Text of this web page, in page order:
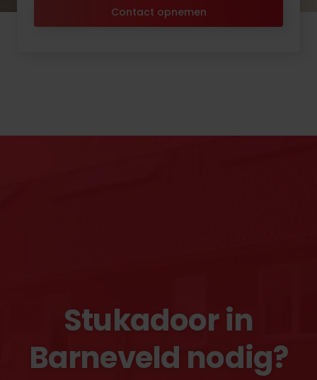
Contact opnemen
Stukadoor in
Barneveld nodig?